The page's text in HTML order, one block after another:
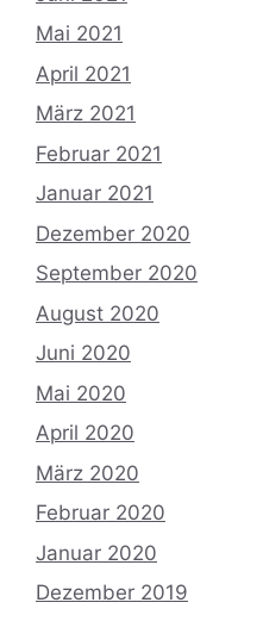
Mai 2021
April 2021
März 2021
Februar 2021
Januar 2021
Dezember 2020
September 2020
August 2020
Juni 2020
Mai 2020
April 2020
März 2020
Februar 2020
Januar 2020
Dezember 2019